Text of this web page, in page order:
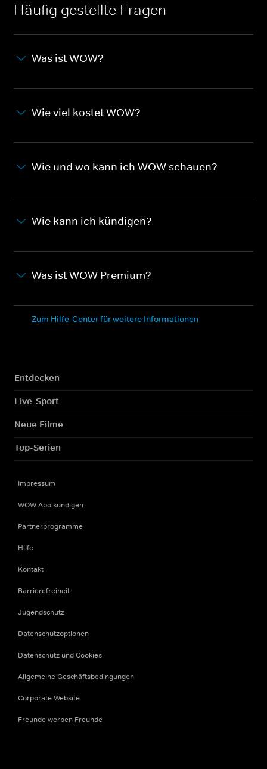
Häufig gestellte Fragen
Was ist WOW?
Wie viel kostet WOW?
Wie und wo kann ich WOW schauen?
Wie kann ich kündigen?
Was ist WOW Premium?
Zum Hilfe-Center für weitere Informationen
Entdecken
Live-Sport
Neue Filme
Top-Serien
Impressum
WOW Abo kündigen
Partnerprogramme
Hilfe
Kontakt
Barrierefreiheit
Jugendschutz
Datenschutzoptionen
Datenschutz und Cookies
Allgemeine Geschäftsbedingungen
Corporate Website
Freunde werben Freunde